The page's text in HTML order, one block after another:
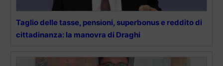
Taglio delle tasse, pensioni, superbonus e reddito di
cittadinanza: la manovra di Draghi